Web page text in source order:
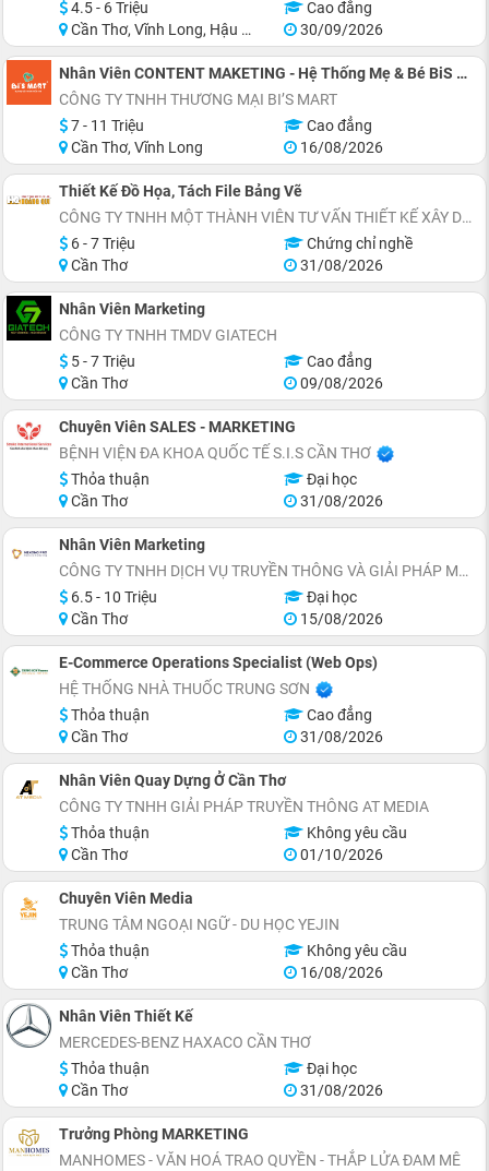
4.5 - 6 Triệu
Cao đẳng
Cần Thơ, Vĩnh Long, Hậu Giang, Sóc Trăng
30/09/2026
Nhân Viên CONTENT MAKETING - Hệ Thống Mẹ & Bé BiS MART (Full-time)
CÔNG TY TNHH THƯƠNG MẠI BI’S MART
7 - 11 Triệu
Cao đẳng
Cần Thơ, Vĩnh Long
16/08/2026
Thiết Kế Đồ Họa, Tách File Bảng Vẽ
CÔNG TY TNHH MỘT THÀNH VIÊN TƯ VẤN THIẾT KẾ XÂY DỰNG HOÀNG QUI
6 - 7 Triệu
Chứng chỉ nghề
Cần Thơ
31/08/2026
Nhân Viên Marketing
CÔNG TY TNHH TMDV GIATECH
5 - 7 Triệu
Cao đẳng
Cần Thơ
09/08/2026
Chuyên Viên SALES - MARKETING
BỆNH VIỆN ĐA KHOA QUỐC TẾ S.I.S CẦN THƠ
Thỏa thuận
Đại học
Cần Thơ
31/08/2026
Nhân Viên Marketing
CÔNG TY TNHH DỊCH VỤ TRUYỀN THÔNG VÀ GIẢI PHÁP MARKETING MEKONG PRO
6.5 - 10 Triệu
Đại học
Cần Thơ
15/08/2026
E-Commerce Operations Specialist (Web Ops)
HỆ THỐNG NHÀ THUỐC TRUNG SƠN
Thỏa thuận
Cao đẳng
Cần Thơ
31/08/2026
Nhân Viên Quay Dựng Ở Cần Thơ
CÔNG TY TNHH GIẢI PHÁP TRUYỀN THÔNG AT MEDIA
Thỏa thuận
Không yêu cầu
Cần Thơ
01/10/2026
Chuyên Viên Media
TRUNG TÂM NGOẠI NGỮ - DU HỌC YEJIN
Thỏa thuận
Không yêu cầu
Cần Thơ
16/08/2026
Nhân Viên Thiết Kế
MERCEDES-BENZ HAXACO CẦN THƠ
Thỏa thuận
Đại học
Cần Thơ
31/08/2026
Trưởng Phòng MARKETING
MANHOMES - VĂN HOÁ TRAO QUYỀN - THẮP LỬA ĐAM MÊ